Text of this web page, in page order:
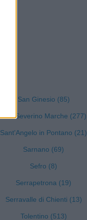
San Ginesio (85)
San Severino Marche (277)
Sant'Angelo in Pontano (21)
Sarnano (69)
Sefro (8)
Serrapetrona (19)
Serravalle di Chienti (13)
Tolentino (513)